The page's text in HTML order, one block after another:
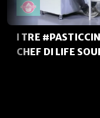
I TRE
CHEF DI LIFE